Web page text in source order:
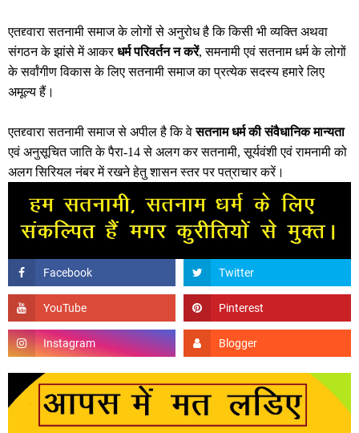
एतद्द्वारा सतनामी समाज के लोगों से अनुरोध है कि किसी भी व्यक्ति अथवा
संगठन के झांसे में आकरधर्म परिवर्तन न करें, समनामी एवं सतनाम धर्म के लोगों
के सर्वांगीण विकास के लिए सतनामी समाज का प्रत्येक सदस्य हमारे लिए
अमूल्य हैं।
एतद्द्वारा सतनामी समाज से अपील है कि वेसतनाम धर्म की संवैधानिक मान्यता
एवं अनुसूचित जाति के पैरा-14 से अलग कर सतनामी, सूर्यवंशी एवं रामनामी को
अलग सिरियल नंबर में रखने हेतु शासन स्तर पर पत्राचार करें।